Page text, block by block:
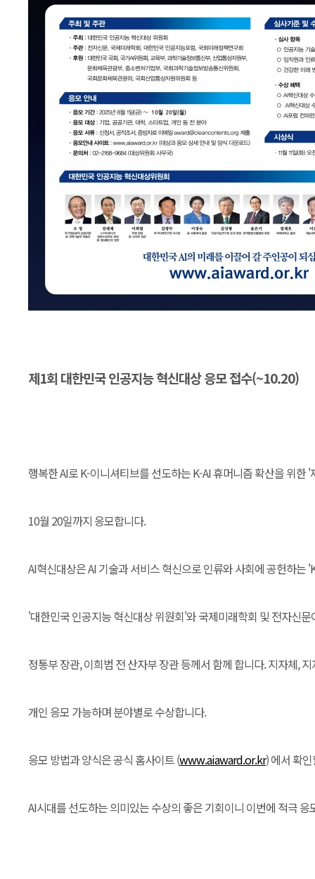
제1회 대한민국 인공지능 혁신대상 응모 접수(~10.20)
행복한 AI로 K-이니셔티브를 선도하는 K-AI 휴머니즘 확산을 위한
10월 20일까지 응모합니다.
AI혁신대상은 AI 기술과 서비스 혁신으로 인류와 사회에 공헌하는
'대한민국 인공지능 혁신대상 위원회'와 국제미래학회 및 전자신
정통부 장관, 이희범 전 산자부 장관 등께서 함께 합니다. 지자체,
개인 응모 가능하며 분야별로 수상합니다.
응모 방법과 양식은 공식 홈사이트 (www.aiaward.or.kr) 에서 확
AI시대를 선도하는 의미있는 수상의 좋은 기회이니 이번에 적극 응